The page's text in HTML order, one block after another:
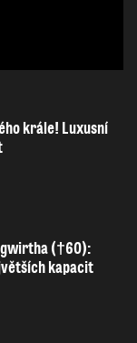
krále! Luxusní
(†60):
kapacit